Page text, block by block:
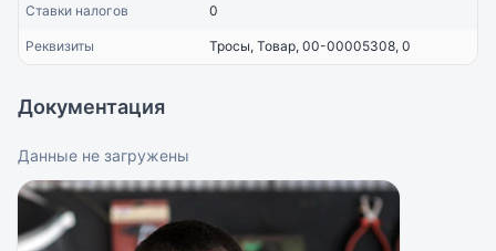
Ставки налогов 0
Реквизиты Тросы, Товар, 00-00005308, 0
Документация
Данные не загружены